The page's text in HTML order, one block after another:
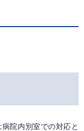
院内別室での対応と